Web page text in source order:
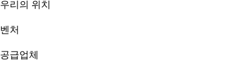
우리의 위치
벤처
공급업체